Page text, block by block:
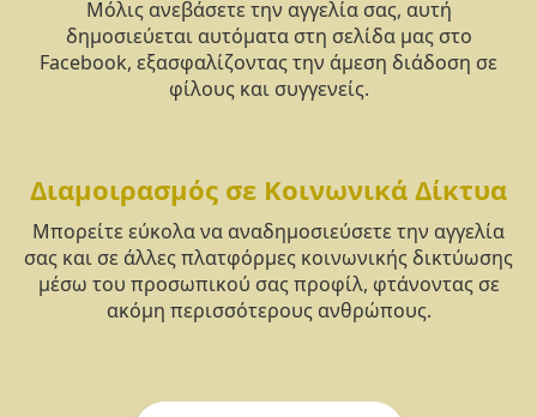
Μόλις ανεβάσετε την αγγελία σας, αυτή
δημοσιεύεται αυτόματα στη σελίδα μας στο
Facebook, εξασφαλίζοντας την άμεση διάδοση σε
φίλους και συγγενείς.
Διαμοιρασμός σε Κοινωνικά Δίκτυα
Μπορείτε εύκολα να αναδημοσιεύσετε την αγγελία
σας και σε άλλες πλατφόρμες κοινωνικής δικτύωσης
μέσω του προσωπικού σας προφίλ, φτάνοντας σε
ακόμη περισσότερους ανθρώπους.